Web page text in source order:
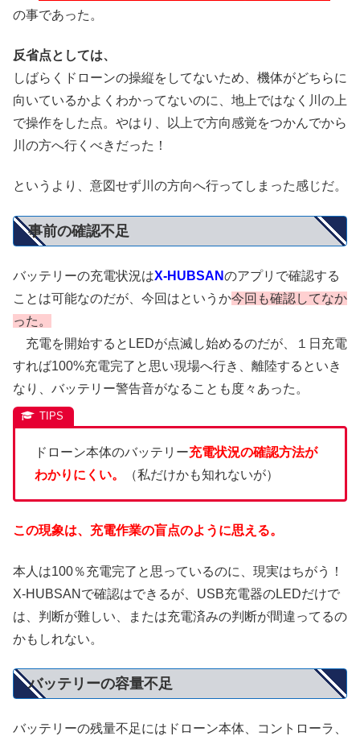
の事であった。
反省点としては、
しばらくドローンの操縦をしてないため、機体がどちらに
向いているかよくわかってないのに、地上ではなく川の上
で操作をした点。やはり、以上で方向感覚をつかんでから
川の方へ行くべきだった！
というより、意図せず川の方向へ行ってしまった感じだ。
事前の確認不足
バッテリーの充電状況はX-HUBSANのアプリで確認する
ことは可能なのだが、今回はというか今回も確認してなか
った。
充電を開始するとLEDが点滅し始めるのだが、１日充電
すれば100%充電完了と思い現場へ行き、離陸するといき
なり、バッテリー警告音がなることも度々あった。
ドローン本体のバッテリー充電状況の確認方法が
わかりにくい。
（私だけかも知れないが）
この現象は、充電作業の盲点のように思える。
本人は100％充電完了と思っているのに、現実はちがう！
X-HUBSANで確認はできるが、USB充電器のLEDだけで
は、判断が難しい、または充電済みの判断が間違ってるの
かもしれない。
バッテリーの容量不足
バッテリーの残量不足にはドローン本体、コントローラ、